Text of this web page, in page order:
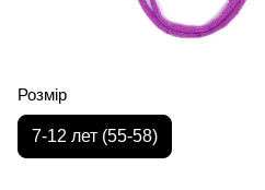
Розмір
7-12 лет (55-58)